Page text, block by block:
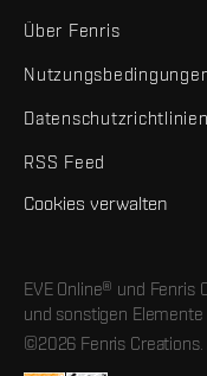
Über Fenris
Datenschutzrichtlinien
RSS Feed
Cookies verwalten
EVE Online® und
und sonstigen Elemente
©2026 Fenris Creations.